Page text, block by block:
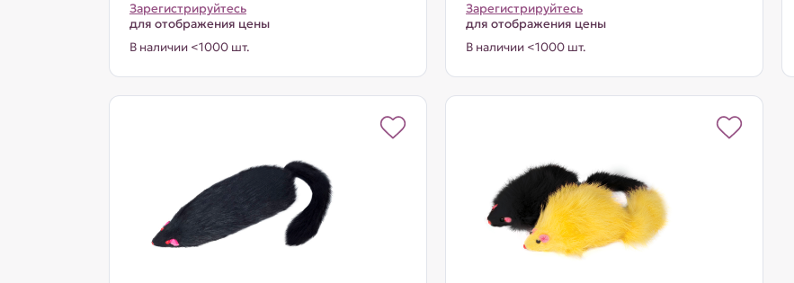
Зарегистрируйтесь
для отображения цены
В наличии <1000 шт.
Зарегистрируйтесь
для отображения цены
В наличии <1000 шт.